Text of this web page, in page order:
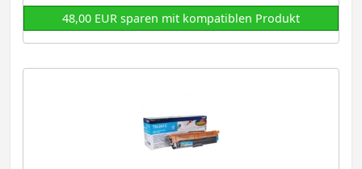
48,00 EUR sparen mit kompatiblen Produkt